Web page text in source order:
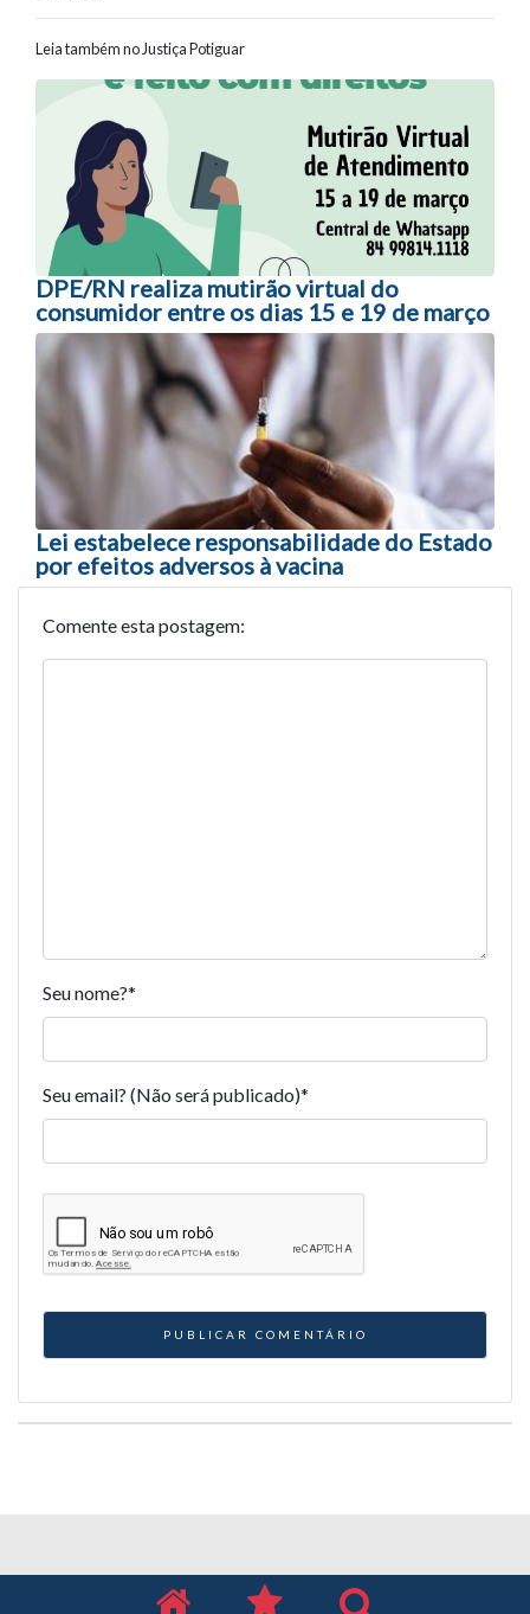
Leia também no Justiça Potiguar
Navegação entre posts
DPE/RN realiza mutirão virtual do
consumidor entre os dias 15 e 19 de março
Lei estabelece responsabilidade do Estado
por efeitos adversos à vacina
Comente esta postagem:
Seu nome?*
Seu email? (Não será publicado)*